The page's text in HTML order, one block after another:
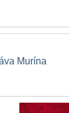
Murína